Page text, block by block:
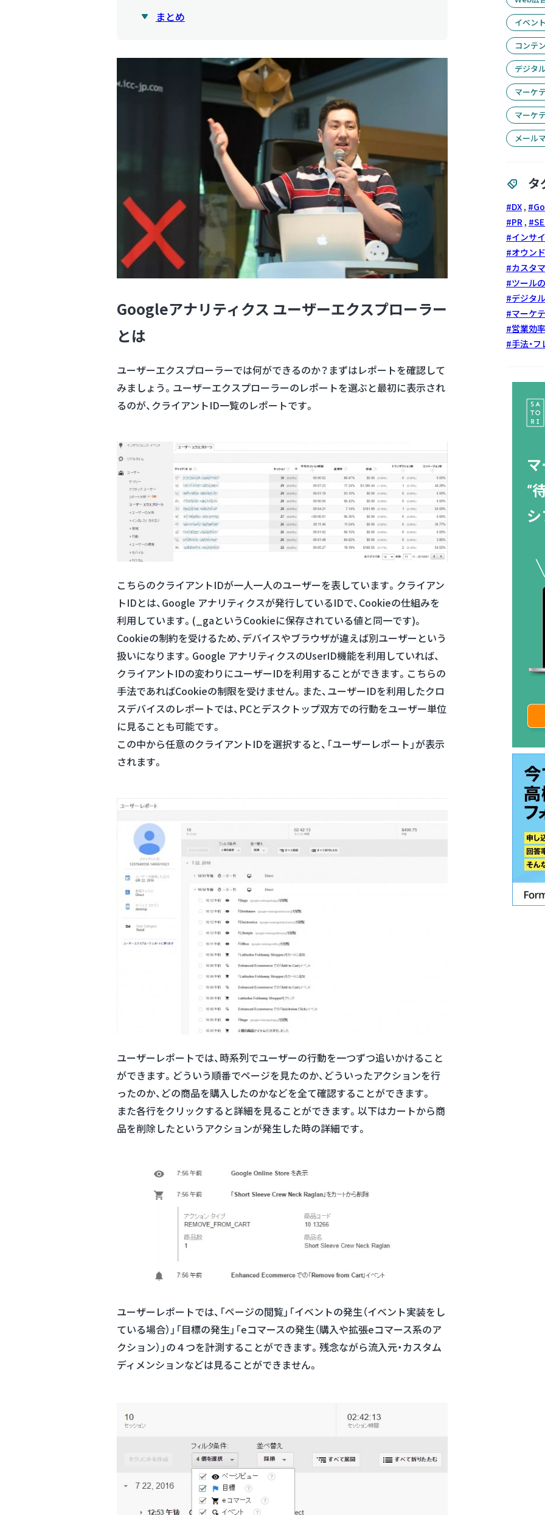
まとめ
Googleアナリティクス ユーザーエクスプローラー
とは
ユーザーエクスプローラーでは何ができるのか？まずはレポートを確認して
みましょう。ユーザーエクスプローラーのレポートを選ぶと最初に表示され
るのが、クライアントID一覧のレポートです。
こちらのクライアントIDが一人一人のユーザーを表しています。クライアン
トIDとは、Google アナリティクスが発行しているIDで、Cookieの仕組みを
利用しています。(_gaというCookieに保存されている値と同一です)。
Cookieの制約を受けるため、デバイスやブラウザが違えば別ユーザーという
扱いになります。Google アナリティクスのUserID機能を利用していれば、
クライアントIDの変わりにユーザーIDを利用することができます。こちらの
手法であればCookieの制限を受けません。また、ユーザーIDを利用したクロ
スデバイスのレポートでは、PCとデスクトップ双方での行動をユーザー単位
に見ることも可能です。
この中から任意のクライアントIDを選択すると、「ユーザーレポート」が表示
されます。
ユーザーレポートでは、時系列でユーザーの行動を一つずつ追いかけること
ができます。どういう順番でページを見たのか、どういったアクションを行
ったのか、どの商品を購入したのかなどを全て確認することができます。
また各行をクリックすると詳細を見ることができます。以下はカートから商
品を削除したというアクションが発生した時の詳細です。
ユーザーレポートでは、「ページの閲覧」「イベントの発生（イベント実装をし
ている場合）」「目標の発生」「eコマースの発生（購入や拡張eコマース系のア
クション）」の４つを計測することができます。残念ながら流入元・カスタム
ディメンションなどは見ることができません。
イベン
コンテ
デジタ
マーケ
マーケ
メール
タ
DX
PR
インサ
オウン
カスタ
ツール
デジタ
マーケ
営業効
手法・